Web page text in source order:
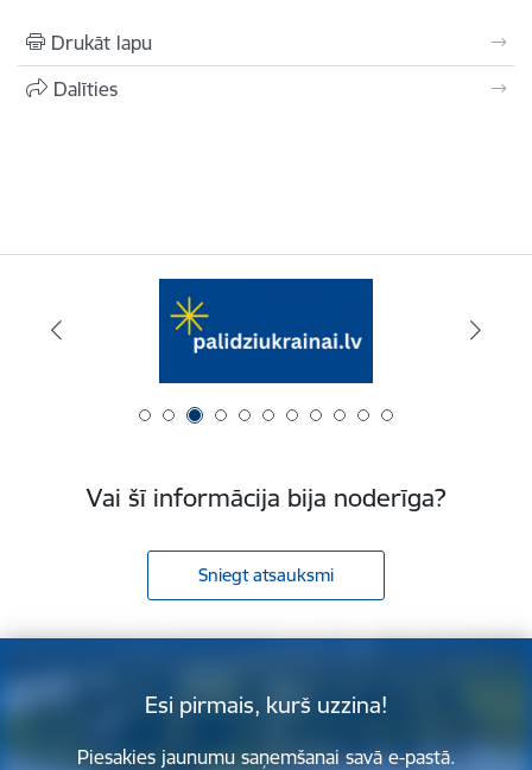
Drukāt lapu
Dalīties
Vai šī informācija bija noderīga?
Sniegt atsauksmi
Esi pirmais, kurš uzzina!
Piesakies jaunumu saņemšanai savā e-pastā.